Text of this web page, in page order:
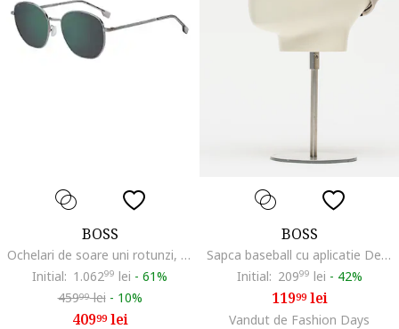
BOSS
Ochelari de soare uni rotunzi, Argintiu
Initial: 1.06299 lei - 61%
45999lei - 10%
40999lei
BOSS
Sapca baseball cu aplicatie Derrel, Grej
Initial: 20999 lei - 42%
11999lei
Vandut de Fashion Days